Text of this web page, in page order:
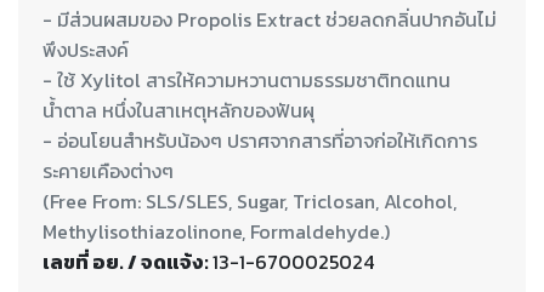
- มีส่วนผสมของ Propolis Extract ช่วยลดกลิ่นปากอันไม่
พึงประสงค์
- ใช้ Xylitol สารให้ความหวานตามธรรมชาติทดแทน
น้ำตาล หนึ่งในสาเหตุหลักของฟันผุ
- อ่อนโยนสำหรับน้องๆ ปราศจากสารที่อาจก่อให้เกิดการ
ระคายเคืองต่างๆ
(Free From: SLS/SLES, Sugar, Triclosan, Alcohol,
เลขที่ อย. / จดแจ้ง:13-1-6700025024